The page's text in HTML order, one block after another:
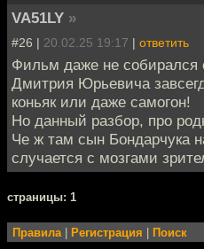
VA51LY »
#26 | 20.02.25 19:17 | ответить
Фильм даже не собирался
Дмитрия Юрьевича
коньяк или даже самогон!
Но данный разбор, про
Че ж там сын Бондарчука
случается с мозгами
cтраницы: 1
Правила | Регистрация | Поиск